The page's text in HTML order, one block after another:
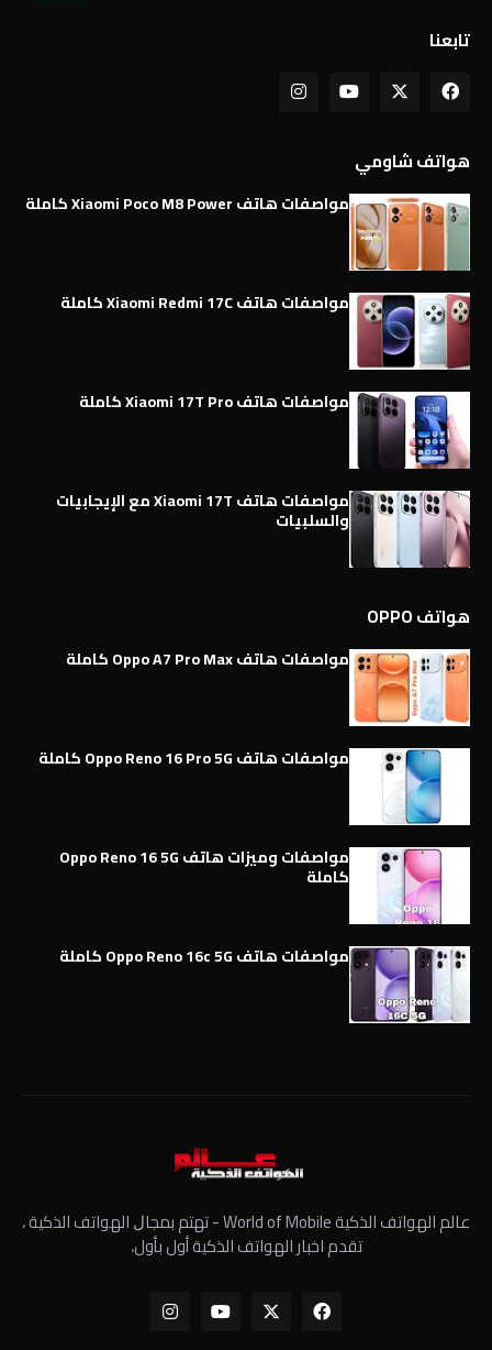
تابعنا
هواتف شاومي
مواصفات هاتف Xiaomi Poco M8 Power كاملة
مواصفات هاتف Xiaomi Redmi 17C كاملة
مواصفات هاتف Xiaomi 17T Pro كاملة
مواصفات هاتف Xiaomi 17T مع الإيجابيات
والسلبيات
هواتف OPPO
مواصفات هاتف Oppo A7 Pro Max كاملة
مواصفات هاتف Oppo Reno 16 Pro 5G كاملة
مواصفات وميزات هاتف Oppo Reno 16 5G
كاملة
مواصفات هاتف Oppo Reno 16c 5G كاملة
عالم الهواتف الذكية World of Mobile - ﺗﻬﺘﻢ ﺑﻤﺠﺎﻝ الهواتف الذكية ،
تقدم اخبار الهواتف الذكية أول بأول،